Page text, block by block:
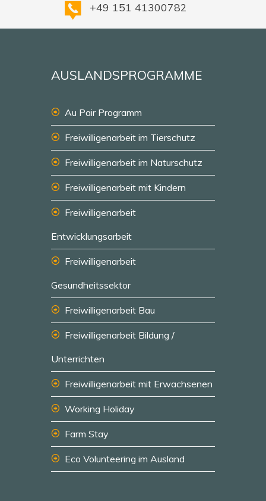
+49 151 41300782
AUSLANDSPROGRAMME
Au Pair Programm
Freiwilligenarbeit im Tierschutz
Freiwilligenarbeit im Naturschutz
Freiwilligenarbeit mit Kindern
Freiwilligenarbeit
Entwicklungsarbeit
Freiwilligenarbeit
Gesundheitssektor
Freiwilligenarbeit Bau
Freiwilligenarbeit Bildung /
Unterrichten
Freiwilligenarbeit mit Erwachsenen
Working Holiday
Farm Stay
Eco Volunteering im Ausland